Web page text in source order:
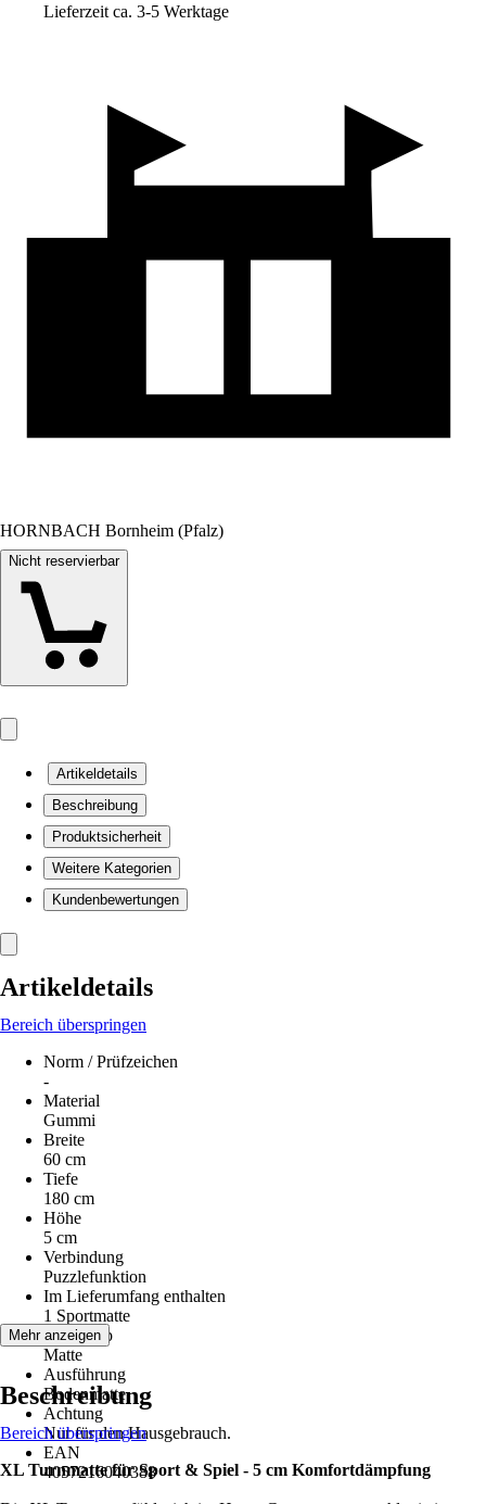
Lieferzeit ca. 3-5 Werktage
HORNBACH Bornheim (Pfalz)
Nicht reservierbar
Artikeldetails
Beschreibung
Produktsicherheit
Weitere Kategorien
Kundenbewertungen
Artikeldetails
Bereich überspringen
Norm / Prüfzeichen
-
Material
Gummi
Breite
60 cm
Tiefe
180 cm
Höhe
5 cm
Verbindung
Puzzlefunktion
Im Lieferumfang enthalten
1 Sportmatte
Artikeltyp
Matte
Ausführung
Bodenmatte
Achtung
Nur für den Hausgebrauch.
EAN
4057216040388
Mehr anzeigen
Beschreibung
Bereich überspringen
XL Turnmatte für Sport & Spiel - 5 cm Komfortdämpfung